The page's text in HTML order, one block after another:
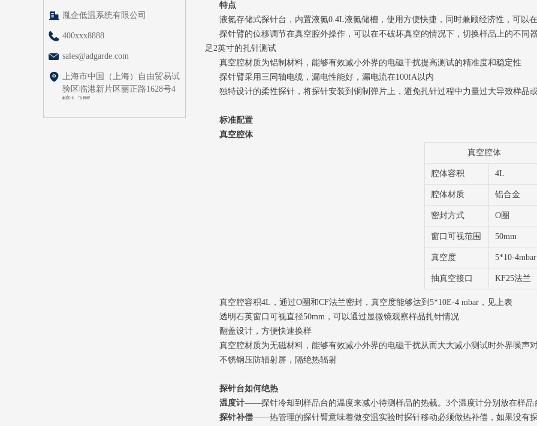
胤企低温系统有限公司
400xxx8888
sales@adgarde.com
上海市中国（上海）自由贸易试
验区临港新片区丽正路1628号4
幢1-2层
特点
液氮存储式探针台，内置液氮0.4L液氮储槽，使用方便快捷，同时兼顾经济性，可以
探针臂的位移调节在真空腔外操作，可以在不破坏真空的情况下，切换样品上的不同
足2英寸的扎针测试
真空腔材质为铝制材料，能够有效减小外界的电磁干扰提高测试的精准度和稳定性
探针臂采用三同轴电缆，漏电性能好，漏电流在100fA以内
独特设计的柔性探针，将探针安装到铜制弹片上，避免扎针过程中力量过大导致样品
标准配置
真空腔体
真空腔体
腔体容积 4L
腔体材质 铝合金
密封方式 O圈
窗口可视范围 50mm
真空度 5*10-4mbar
抽真空接口 KF25法兰
真空腔容积4L，通过O圈和CF法兰密封，真空度能够达到5*10E-4 mbar，见上表
透明石英窗口可视直径50mm，可以通过显微镜观察样品扎针情况
翻盖设计，方便快速换样
真空腔材质为无磁材料，能够有效减小外界的电磁干扰从而大大减小测试时外界噪声
不锈钢压防辐射屏，隔绝热辐射
探针台如何绝热
温度计——探针冷却到样品台的温度来减小待测样品的热载。3个温度计分别放在样
探针补偿——热管理的探针臂意味着做变温实验时探针移动必须做热补偿，如果没有